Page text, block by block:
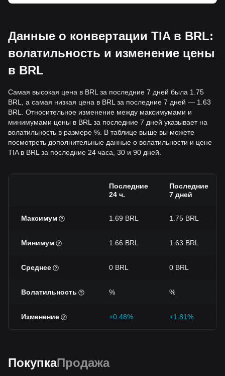
Данные о конвертации TIA в BRL:
волатильность и изменение цены
в BRL
Самая высокая цена в BRL за последние 7 дней была 1.75
BRL, а самая низкая цена в BRL за последние 7 дней — 1.63
BRL. Относительное изменение между максимумами и
минимумами цены в BRL за последние 7 дней указывает на
волатильность в размере %. В таблице выше вы можете
посмотреть дополнительные данные о волатильности и цене
TIA в BRL за последние 24 часа, 30 и 90 дней.
Последние
24 ч.
Последние
7 дней
Максимум 1.69 BRL 1.75 BRL
Минимум 1.66 BRL 1.63 BRL
Среднее 0 BRL 0 BRL
Волатильность % %
Изменение +0.48% +1.81%
ПокупкаПродажа